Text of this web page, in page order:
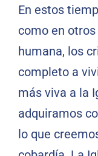
En estos
como en
humana, los
completo a
más viva a la
adquiramos
lo que